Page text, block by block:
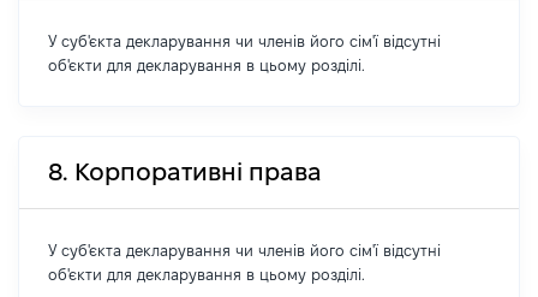
У суб'єкта декларування чи членів його сім'ї відсутні
об'єкти для декларування в цьому розділі.
8. Корпоративні права
У суб'єкта декларування чи членів його сім'ї відсутні
об'єкти для декларування в цьому розділі.